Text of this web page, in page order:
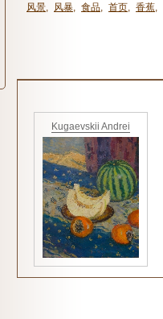
风景, 风暴, 食品, 首页, 香蕉,
Kugaevskii Andrei